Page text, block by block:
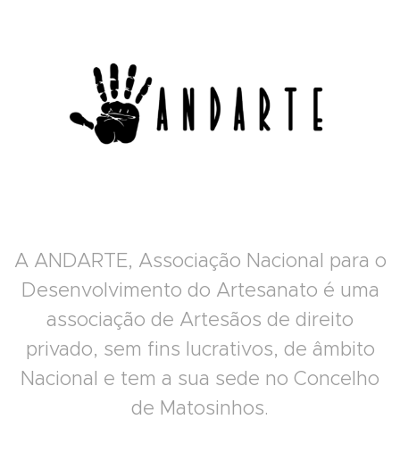
A ANDARTE, Associação Nacional para o
Desenvolvimento do Artesanato é uma
associação de Artesãos de direito
privado, sem fins lucrativos, de âmbito
Nacional e tem a sua sede no Concelho
de Matosinhos.